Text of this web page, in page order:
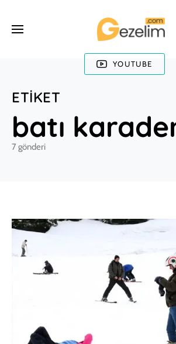
YOUTUBE
ETIKET
batı
7 gönderi